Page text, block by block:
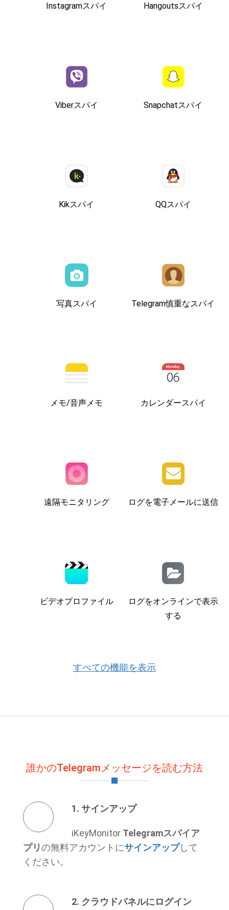
Instagramスパイ Hangoutsスパイ
Viberスパイ Snapchatスパイ
Kikスパイ QQスパイ
写真スパイ Telegram慎重なスパイ
メモ/音声メモ カレンダースパイ
遠隔モニタリング ログを電子メールに送信
ビデオプロファイル
ログをオンラインで表示
する
すべての機能を表示
誰かのTelegramメッセージを読む方法
1. サインアップ
iKeyMonitor Telegramスパイア
プリの無料アカウントにサインアップして
ください。
2. クラウドパネルにログイン